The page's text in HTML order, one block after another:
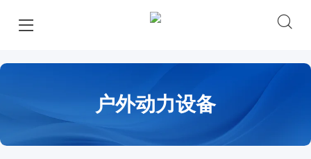
户外动力设备